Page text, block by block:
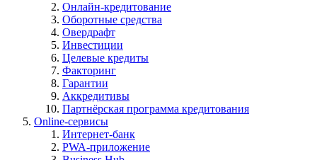
Онлайн-кредитование
Оборотные средства
Овердрафт
Инвестиции
Целевые кредиты
Факторинг
Гарантии
Аккредитивы
Партнёрская программа кредитования
Online-сервисы
Интернет-банк
PWA-приложение